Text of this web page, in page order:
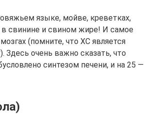
языке, мойве, креветках,
свинине и свином жире! И самое
(помните, что ХС является
очень важно сказать, что
синтезом печени, и на 25 —